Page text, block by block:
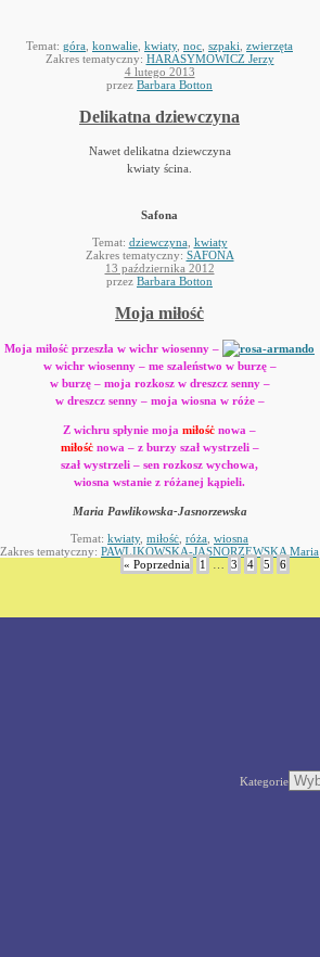
Temat: góra konwalie kwiaty, noc szpaki zwierzęta
Zakres tematyczny: HARASYMOWICZ Jerzy
4 lutego 2013
przez Barbara Botton
Delikatna dziewczyna
Nawet delikatna dziewczyna
kwiaty ścina.
Safona
Temat: dziewczyna, kwiaty
Zakres tematyczny: SAFONA
13 października 2012
przez Barbara Botton
Moja miłośċ
Moja miłośċ przeszła w wichr wiosenny –
w wichr wiosenny – me szaleństwo w burzę –
w burzę – moja rozkosz w dreszcz senny –
w dreszcz senny – moja wiosna w róże –
Z wichru spłynie moja miłośċ nowa –
miłośċnowa – z burzy szał wystrzeli –
szał wystrzeli – sen rozkosz wychowa,
wiosna wstanie z różanej kąpieli.
Maria Pawlikowska-Jasnorzewska
Temat: kwiaty, miłośċ róża wiosna
Zakres tematyczny: PAWLIKOWSKA-JASNORZEWSKA Maria
« Poprzednia
1 3 4 5 6
Kategorie